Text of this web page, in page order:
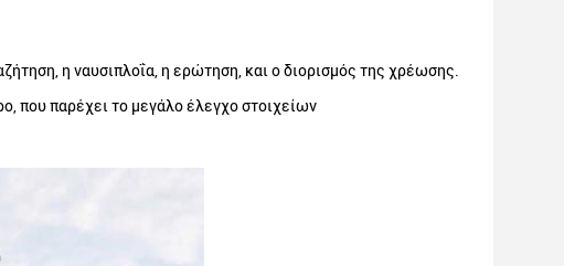
η ναυσιπλοΐα, η ερώτηση, και ο διορισμός της χρέωσης.
που παρέχει το μεγάλο έλεγχο στοιχείων